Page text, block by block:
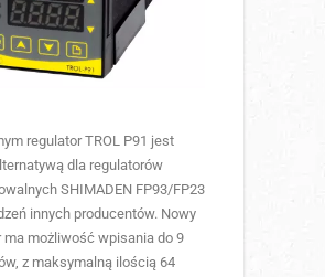
regulator TROL P91 jest
dla regulatorów
SHIMADEN FP93/FP23
innych producentów. Nowy
ma możliwość wpisania do 9
z maksymalną ilością 64